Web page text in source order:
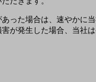
った場合は、速やかに
が発生した場合、当社